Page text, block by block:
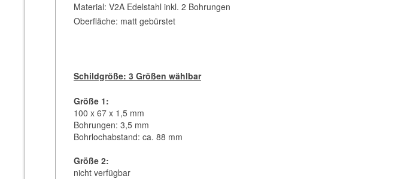
Material: V2A Edelstahl inkl. 2 Bohrungen
Oberfläche: matt gebürstet
Schildgröße: 3 Größen wählbar
Größe 1:
100 x 67 x 1,5 mm
Bohrungen: 3,5 mm
Bohrlochabstand: ca. 88 mm
Größe 2:
nicht verfügbar